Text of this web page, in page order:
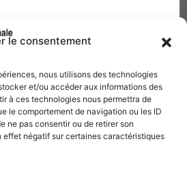
le consentement
nous utilisons des technologies
et/ou accéder aux informations des
à ces technologies nous permettra de
le comportement de navigation ou les ID
ne pas consentir ou de retirer son
effet négatif sur certaines caractéristiques